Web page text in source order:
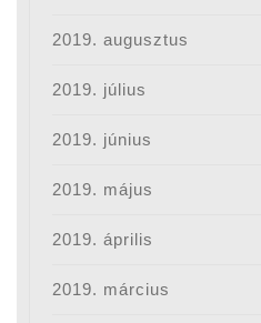
2019. augusztus
2019. július
2019. június
2019. május
2019. április
2019. március